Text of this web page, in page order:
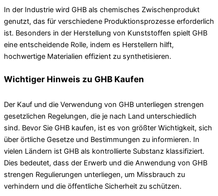
In der Industrie wird GHB als chemisches Zwischenprodukt
genutzt, das für verschiedene Produktionsprozesse erforderlich
ist. Besonders in der Herstellung von Kunststoffen spielt GHB
eine entscheidende Rolle, indem es Herstellern hilft,
hochwertige Materialien effizient zu synthetisieren.
Wichtiger Hinweis zu GHB Kaufen
Der Kauf und die Verwendung von GHB unterliegen strengen
gesetzlichen Regelungen, die je nach Land unterschiedlich
sind. Bevor Sie GHB kaufen, ist es von größter Wichtigkeit, sich
über örtliche Gesetze und Bestimmungen zu informieren. In
vielen Ländern ist GHB als kontrollierte Substanz klassifiziert.
Dies bedeutet, dass der Erwerb und die Anwendung von GHB
strengen Regulierungen unterliegen, um Missbrauch zu
verhindern und die öffentliche Sicherheit zu schützen.